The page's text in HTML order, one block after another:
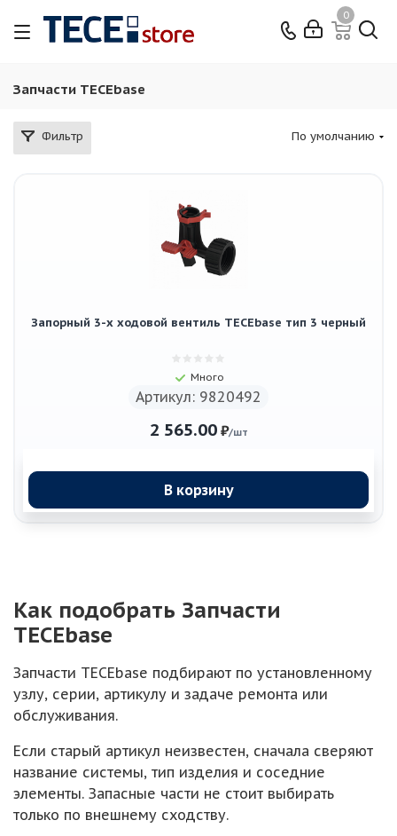
0
Запчасти TECEbase
Фильтр По умолчанию
Запорный 3-х ходовой вентиль TECEbase тип 3 черный
Много
Артикул: 9820492
2 565.00₽/шт
В корзину
Как подобрать Запчасти
TECEbase
Запчасти TECEbase подбирают по установленному
узлу, серии, артикулу и задаче ремонта или
обслуживания.
Если старый артикул неизвестен, сначала сверяют
название системы, тип изделия и соседние
элементы. Запасные части не стоит выбирать
только по внешнему сходству.